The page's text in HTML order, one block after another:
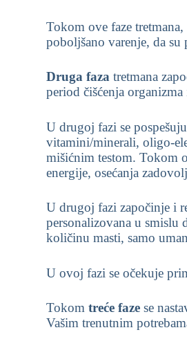
Tokom ove faze
poboljšano varenje, da
Druga faza tretmana
period čišćenja
U drugoj fazi se
vitamini/minerali, oligo-
mišićnim testom. Tokom
energije, osećanja
U drugoj fazi započinje i
personalizovana u
količinu masti, samo
U ovoj fazi se očekuje
Tokomtreće faze se
Vašim trenutnim